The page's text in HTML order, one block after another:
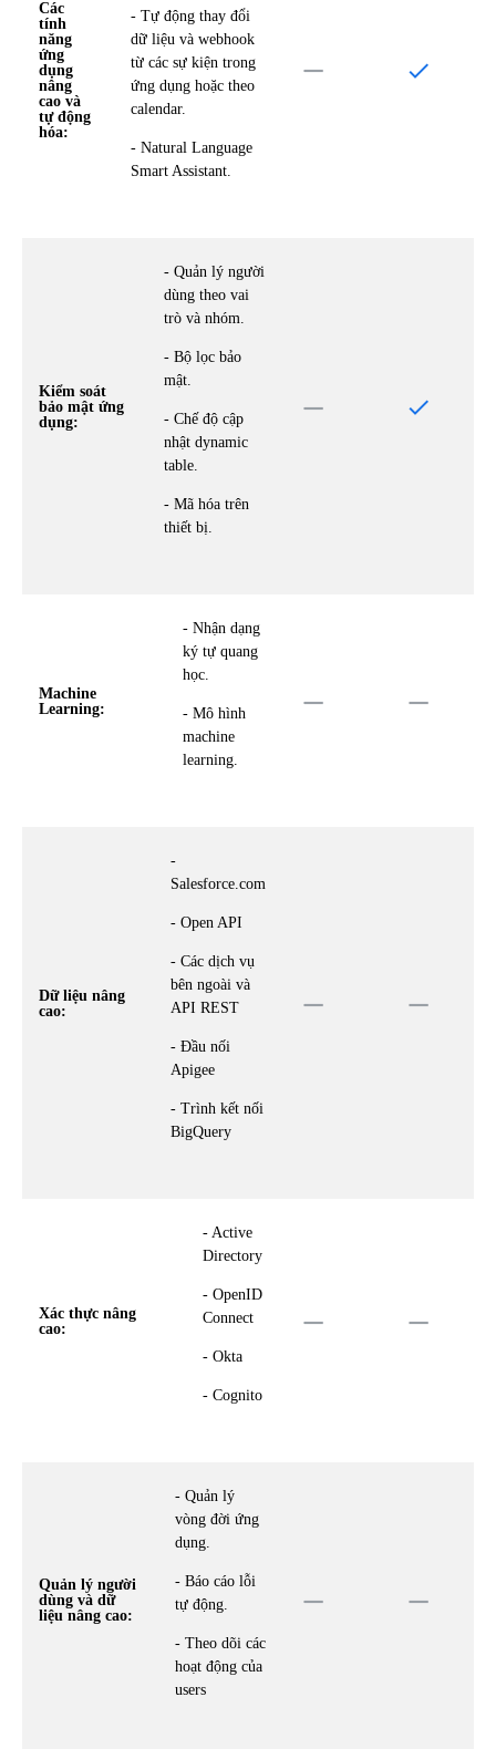
Các
tính
năng
ứng
dụng
nâng
cao và
tự động
hóa:
- Tự động thay đổi
dữ liệu và webhook
từ các sự kiện trong
ứng dụng hoặc theo
calendar.
- Natural Language
Smart Assistant.
Kiểm soát
bảo mật ứng
dụng:
- Quản lý người
dùng theo vai
trò và nhóm.
- Bộ lọc bảo
mật.
- Chế độ cập
nhật dynamic
table.
- Mã hóa trên
thiết bị.
Machine
Learning:
- Nhận dạng
ký tự quang
học.
- Mô hình
machine
learning.
Dữ liệu nâng
cao:
-
Salesforce.com
- Open API
- Các dịch vụ
bên ngoài và
API REST
- Đầu nối
Apigee
- Trình kết nối
BigQuery
Xác thực nâng
cao:
- Active
Directory
- OpenID
Connect
- Okta
- Cognito
Quản lý người
dùng và dữ
liệu nâng cao:
- Quản lý
vòng đời ứng
dụng.
- Báo cáo lỗi
tự động.
- Theo dõi các
hoạt động của
users